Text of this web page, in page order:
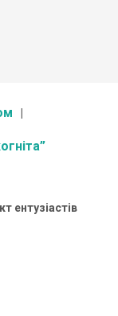
ентузіастів